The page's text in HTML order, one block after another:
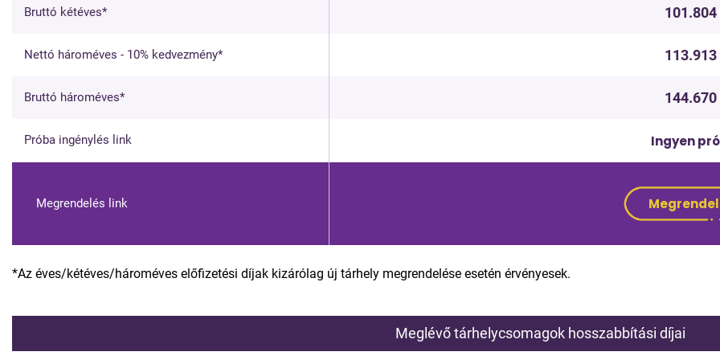
Bruttó kétéves* 101.804
Nettó hároméves - 10% kedvezmény* 113.913
Bruttó hároméves* 144.670
Próba ingénylés link Ingyen
Megrendelés link
*Az éves/kétéves/hároméves előfizetési díjak kizárólag új tárhely megrendelése esetén érvényesek.
Meglévő tárhelycsomagok hosszabbítási díjai